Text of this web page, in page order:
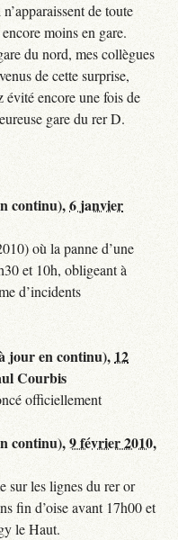
de toute
moins en gare.
du nord, mes collègues
de cette surprise,
évité encore une fois de
gare du rer D.
continu),6 janvier
où la panne d’une
et 10h, obligeant à
d’incidents
jour en continu), 12
Courbis
officiellement
continu),9 février 2010,
sur les lignes du rer or
fin d’oise avant 17h00 et
le Haut.